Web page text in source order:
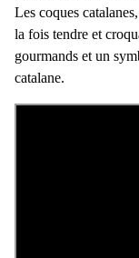
Les coques
la fois tendre et
gourmands et un
catalane.